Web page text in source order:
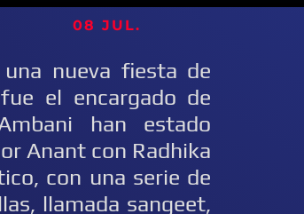
nueva fiesta de
el encargado de
han estado
Anant con Radhika
con una serie de
llamada sangeet,